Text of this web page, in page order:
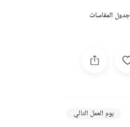
جدول المقاسات
يوم العمل التالي